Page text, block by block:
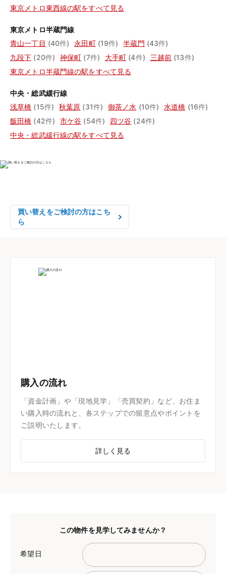
東京メトロ東西線の駅をすべて見る
東京メトロ半蔵門線
青山一丁目 (40件) 永田町 (19件) 半蔵門 (43件)
九段下 (20件) 神保町 (7件) 大手町 (4件) 三越前 (13件)
東京メトロ半蔵門線の駅をすべて見る
中央・総武緩行線
浅草橋 (15件) 秋葉原 (31件) 御茶ノ水 (10件) 水道橋 (16件)
飯田橋 (42件) 市ケ谷 (54件) 四ツ谷 (24件)
中央・総武緩行線の駅をすべて見る
買い替えをご検討の方はこち
ら
購入の流れ
「資金計画」や「現地見学」「売買契約」など、お住ま
い購入時の流れと、各ステップでの留意点やポイントを
ご説明いたします。
詳しく見る
この物件を見学してみませんか？
希望日